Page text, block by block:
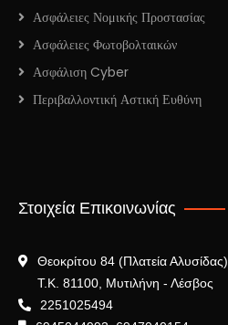
Ασφάλειες Νομικής Προστασίας
Ασφάλειες Φωτοβολταικών
Ασφάλιση Cyber
Περιβαλλοντική Αστική Ευθύνη
Στοιχεία Επικοινωνίας
Θεοκρίτου 84 (Πλατεία Αλυσίδας),
Τ.Κ. 81100, Μυτιλήνη - Λέσβος
2251025494